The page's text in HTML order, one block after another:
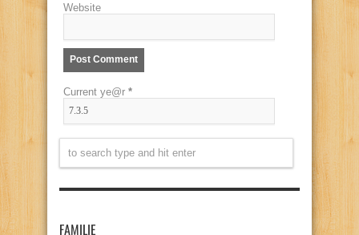
Website
Current ye@r *
FAMILIE